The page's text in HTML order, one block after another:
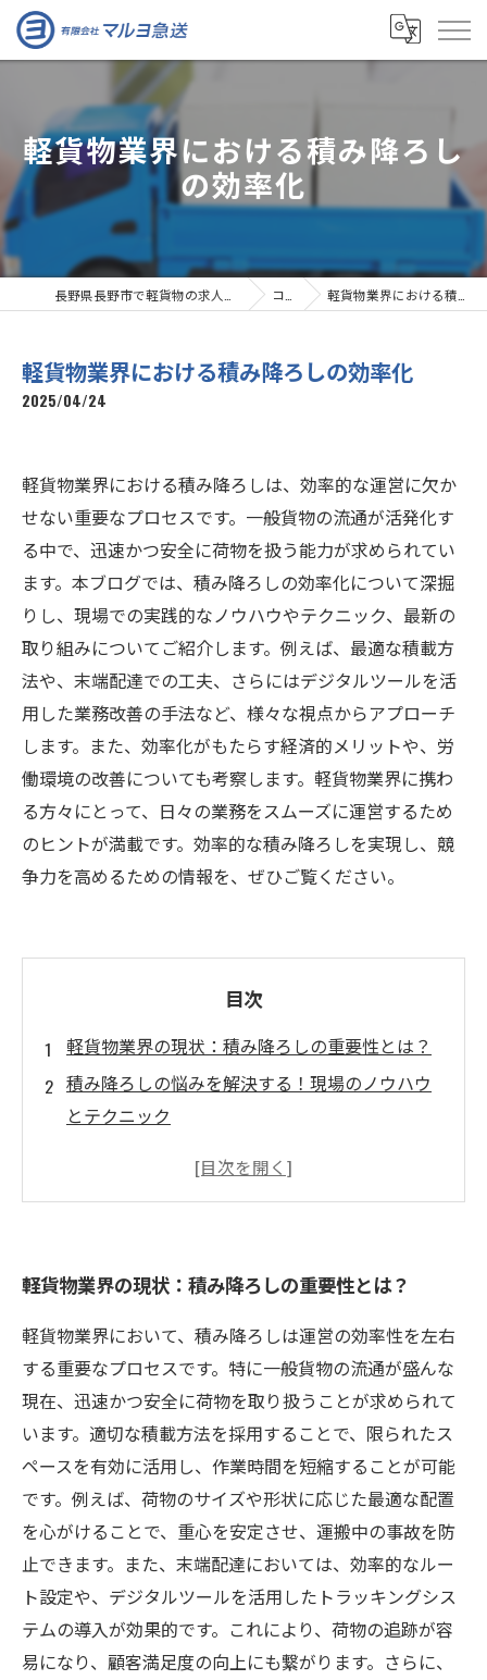
軽貨物業界における積み降ろし
の効率化
コラム 軽貨物業界における積み降ろしの効率化
軽貨物業界における積み降ろしの効率化
2025/04/24
軽貨物業界における積み降ろしは、効率的な運営に欠か
せない重要なプロセスです。一般貨物の流通が活発化す
る中で、迅速かつ安全に荷物を扱う能力が求められてい
ます。本ブログでは、積み降ろしの効率化について深掘
りし、現場での実践的なノウハウやテクニック、最新の
取り組みについてご紹介します。例えば、最適な積載方
法や、末端配達での工夫、さらにはデジタルツールを活
用した業務改善の手法など、様々な視点からアプローチ
します。また、効率化がもたらす経済的メリットや、労
働環境の改善についても考察します。軽貨物業界に携わ
る方々にとって、日々の業務をスムーズに運営するため
のヒントが満載です。効率的な積み降ろしを実現し、競
争力を高めるための情報を、ぜひご覧ください。
目次
軽貨物業界の現状：積み降ろしの重要性とは？
積み降ろしの悩みを解決する！現場のノウハウ
とテクニック
積載方法の改善がもたらす効率化のヒント
競争力を高めるための積み降ろしのベストプラ
クティス
まとめ：軽貨物業界での未来を切り開く効率的
な積み降ろし
軽貨物業界の現状：積み降ろしの重要性とは？
軽貨物業界において、積み降ろしは運営の効率性を左右
する重要なプロセスです。特に一般貨物の流通が盛んな
現在、迅速かつ安全に荷物を取り扱うことが求められて
います。適切な積載方法を採用することで、限られたス
ペースを有効に活用し、作業時間を短縮することが可能
です。例えば、荷物のサイズや形状に応じた最適な配置
を心がけることで、重心を安定させ、運搬中の事故を防
止できます。また、末端配達においては、効率的なルー
ト設定や、デジタルツールを活用したトラッキングシス
テムの導入が効果的です。これにより、荷物の追跡が容
易になり、顧客満足度の向上にも繋がります。さらに、